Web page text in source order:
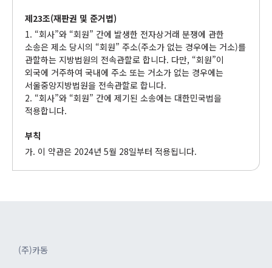
제23조(재판권 및 준거법)
1. “회사”와 “회원” 간에 발생한 전자상거래 분쟁에 관한
소송은 제소 당시의 “회원” 주소(주소가 없는 경우에는 거소)를
관할하는 지방법원의 전속관할로 합니다. 다만, “회원”이
외국에 거주하여 국내에 주소 또는 거소가 없는 경우에는
서울중앙지방법원을 전속관할로 합니다.
2. “회사”와 “회원” 간에 제기된 소송에는 대한민국법을
적용합니다.
부칙
가. 이 약관은 2024년 5월 28일부터 적용됩니다.
(주)카동